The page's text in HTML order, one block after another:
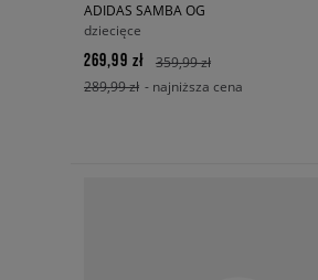
ADIDAS SAMBA OG
dziecięce
269,99 zł
359,99 zł
289,99 zł - najniższa cena